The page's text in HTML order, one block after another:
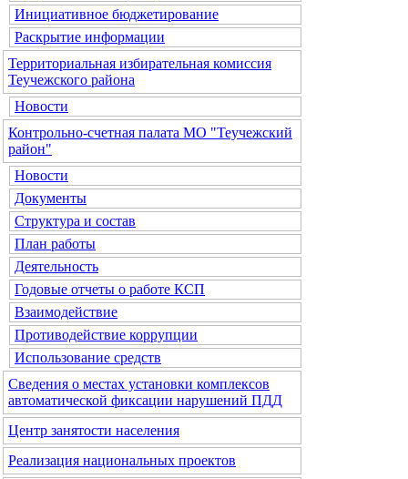
Инициативное бюджетирование
Раскрытие информации
Территориальная избирательная комиссия
Теучежского района
Новости
Контрольно-счетная палата МО "Теучежский
район"
Новости
Документы
Структура и состав
План работы
Деятельность
Годовые отчеты о работе КСП
Взаимодействие
Противодействие коррупции
Использование средств
Сведения о местах установки комплексов
автоматической фиксации нарушений ПДД
Центр занятости населения
Реализация национальных проектов